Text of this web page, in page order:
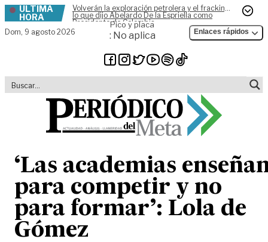
Skip to content
ÚLTIMA
HORA
Volverán la exploración petrolera y el fracking,
lo que dijo Abelardo De la Espriella como
Presidente de Colombia
Dom, 9 agosto 2026
Pico y placa
: No aplica Enlaces rápidos
‘Las academias
para competir y no
para formar’: Lola de
Gómez